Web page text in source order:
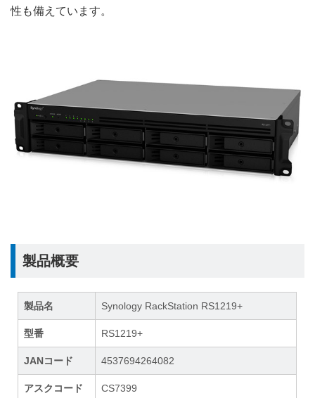
性も備えています。
製品概要
製品名 Synology RackStation RS1219+
型番 RS1219+
JANコード 4537694264082
アスクコード CS7399